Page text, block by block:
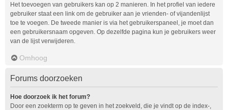
Het toevoegen van gebruikers kan op 2 manieren. In het profiel van iedere
gebruiker staat een link om de gebruiker aan je vrienden- of vijandenlijst
toe te voegen. De tweede manier is via het gebruikerspaneel, je moet dan
een gebruikersnaam opgeven. Op dezelfde pagina kun je gebruikers weer
van de lijst verwijderen.
Omhoog
Forums doorzoeken
Hoe doorzoek ik het forum?
Door een zoekterm op te geven in het zoekveld, die je vindt op de index-,